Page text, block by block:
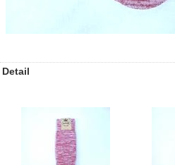
Detail